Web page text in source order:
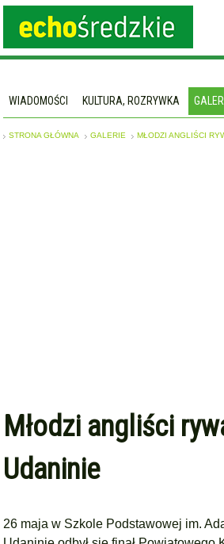
WIADOMOŚCI KULTURA, ROZRYWKA
STRONA GŁÓWNA GALERIE MŁODZI ANGLIŚCI
Młodzi angliści
Udaninie
26 maja w Szkole Podstawowej im.